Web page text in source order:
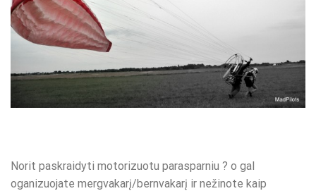
Norit paskraidyti motorizuotu parasparniu ? o gal
oganizuojate mergvakarį/bernvakarį ir nežinote kaip